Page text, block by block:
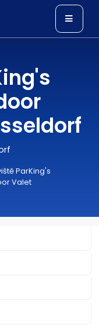
ParKing's
Valet